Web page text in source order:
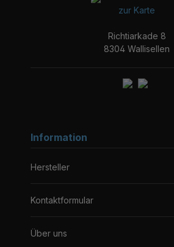
zur Karte
Richtiarkade 8
8304 Wallisellen
Information
Hersteller
Kontaktformular
Über uns